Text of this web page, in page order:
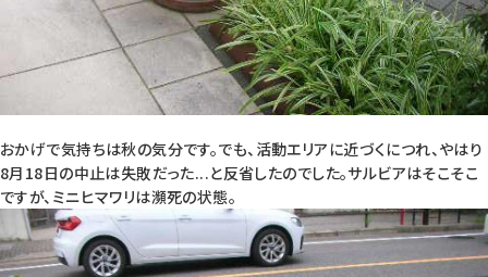
おかげで気持ちは秋の気分です。でも、活動エリアに近づくにつれ、やはり
8月18日の中止は失敗だった...と反省したのでした。サルビアはそこそこ
ですが、ミニヒマワリは瀕死の状態。